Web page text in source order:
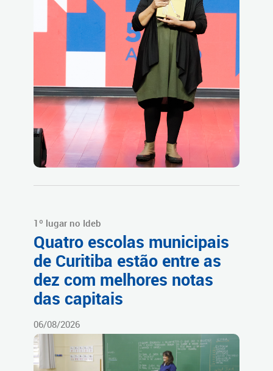
1º lugar no Ideb
Quatro escolas municipais
de Curitiba estão entre as
dez com melhores notas
das capitais
06/08/2026